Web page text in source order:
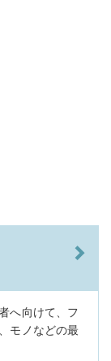
へ向けて、フ
モノなどの最